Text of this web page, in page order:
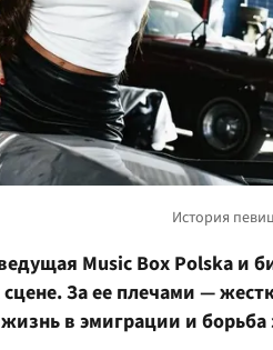
Music Box Polska и
За ее плечами —
в эмиграции и борьба